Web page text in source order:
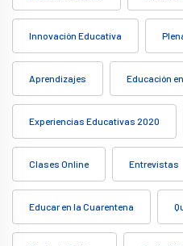
Innovación Educativa
Aprendizajes Educación
Experiencias Educativas 2020
Clases Online Entrevistas
Educar en la Cuarentena